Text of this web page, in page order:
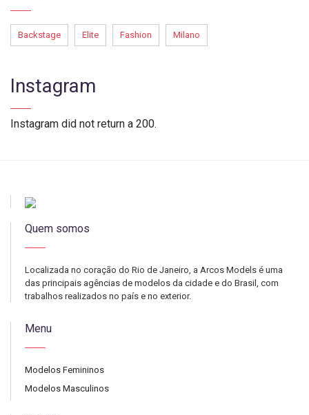
Backstage Elite Fashion Milano
Instagram
Instagram did not return a 200.
Quem somos
Localizada no coração do Rio de Janeiro, a Arcos Models é uma
das principais agências de modelos da cidade e do Brasil, com
trabalhos realizados no país e no exterior.
Menu
Modelos Femininos
Modelos Masculinos